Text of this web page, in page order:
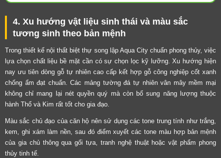
4. Xu hướng vật liệu sinh thái và màu sắc
tương sinh theo bản mệnh
Trong thiết kế nội thất biệt thự song lập Aqua City chuẩn phong thủy, việc
lựa chọn chất liệu bề mặt cần có sự chọn lọc kỹ lưỡng. Xu hướng hiện
nay ưu tiên dòng gỗ tự nhiên cao cấp kết hợp gỗ công nghiệp cốt xanh
chống ẩm đạt chuẩn. Các mảng tường đá tự nhiên vân mây mềm mại
không chỉ mang lại nét quyền quý mà còn bổ sung năng lượng thuộc
hành Thổ và Kim rất tốt cho gia đạo.
Màu sắc chủ đạo của căn hộ nên sử dụng các tone trung tính như trắng,
kem, ghi xám làm nền, sau đó điểm xuyết các tone màu hợp bản mệnh
của gia chủ thông qua gối tựa, tranh nghệ thuật hoặc vật phẩm phong
thủy tinh tế.